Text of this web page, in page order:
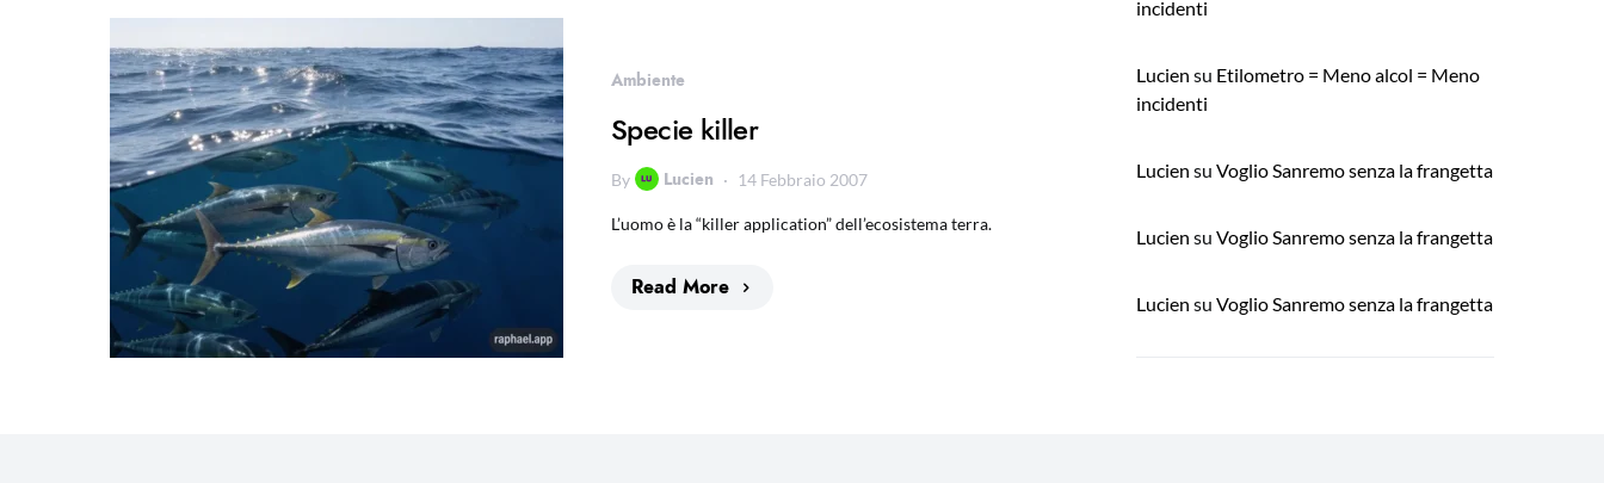
Ambiente
Specie killer
By Lucien 14 Febbraio 2007
L’uomo è la “killer application” dell’ecosistema terra.
Read More
incidenti
Lucien su Etilometro = Meno alcol = Meno
incidenti
Lucien su Voglio Sanremo senza la frangetta
Lucien su Voglio Sanremo senza la frangetta
Lucien su Voglio Sanremo senza la frangetta